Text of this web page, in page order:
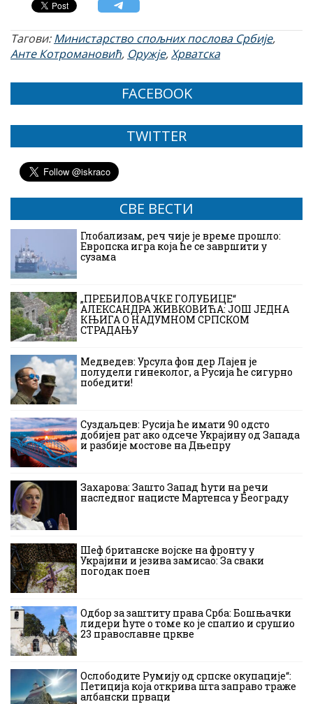
Тагови:Mинистарство спољних послова Србиjе,
Анте Котромановић, Оружје,Хрватска
FACEBOOK
TWITTER
СВЕ ВЕСТИ
Глобализам, реч чије је време прошло:
Европска игра која ће се завршити у
сузама
„ПРЕБИЛОВАЧКЕ ГОЛУБИЦЕ“
АЛЕКСАНДРА ЖИВКОВИЋА: ЈОШ ЈЕДНА
КЊИГА О НАДУМНОМ СРПСКОМ
СТРАДАЊУ
Медведев: Урсула фон дер Лајен је
полудели гинеколог, а Русија ће сигурно
победити!
Суздаљцев: Русија ће имати 90 одсто
добијен рат ако одсече Украјину од Запада
и разбије мостове на Дњепру
Захарова: Зашто Запад ћути на речи
наследног нацисте Мартенса у Београду
Шеф британске војске на фронту у
Украјини и језива замисао: За сваки
погодак поен
Одбор за заштиту права Срба: Бошњачки
лидери ћуте о томе ко је спалио и срушио
23 православне цркве
Ослободите Румију од српске окупације“:
Петиција која открива шта заправо траже
албански прваци